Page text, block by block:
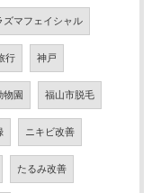
ズマフェイシャル
行 神戸
物園 福山市脱毛
ニキビ改善
たるみ改善